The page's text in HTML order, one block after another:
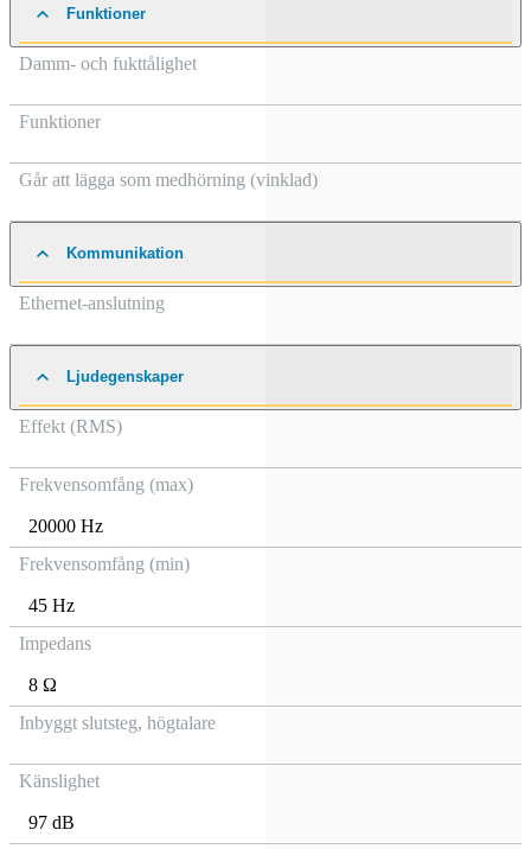
Funktioner
Damm- och fukttålighet
Funktioner
Går att lägga som medhörning (vinklad)
Kommunikation
Ethernet-anslutning
Ljudegenskaper
Effekt (RMS)
Frekvensomfång (max)
20000 Hz
Frekvensomfång (min)
45 Hz
Impedans
8 Ω
Inbyggt slutsteg, högtalare
Känslighet
97 dB